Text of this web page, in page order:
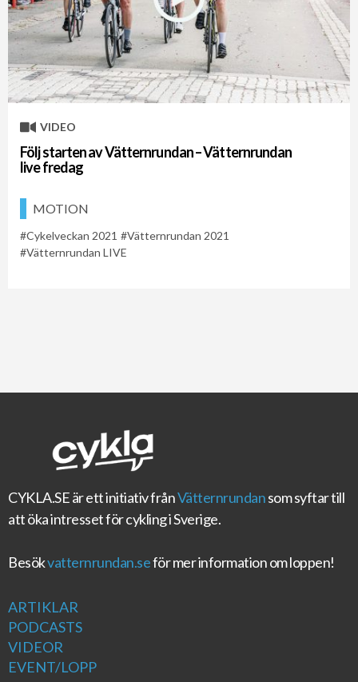
VIDEO
Följ starten av Vätternrundan – Vätternrundan
live fredag
MOTION
Cykelveckan 2021
Vätternrundan 2021
Vätternrundan LIVE
CYKLA.SEär ett initiativ frånVätternrundansom syftar till
att öka intresset för cykling i Sverige.
Besökvatternrundan.seför mer information om loppen!
ARTIKLAR
PODCASTS
VIDEOR
EVENT/LOPP